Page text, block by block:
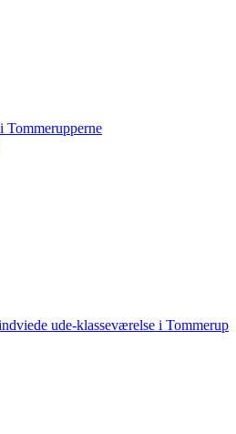
Tommerupperne
ude-klasseværelse i Tommerup